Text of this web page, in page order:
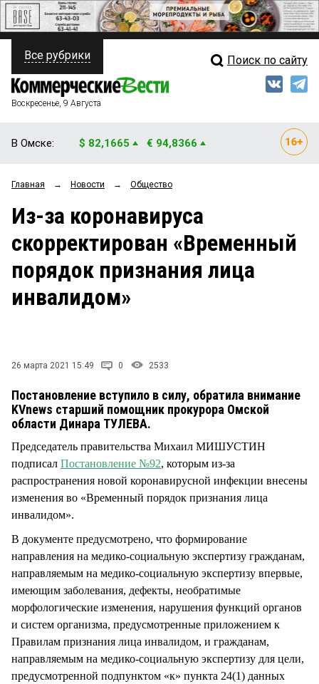
ПОЛИТИКА
ФИНАНСЫ
ОБЩЕСТВО
ЗАКОН
НОВОСТИ КОМПАНИЙ
Свежий выпуск
Рейтинги
Блоги
Архив
Все рубрики Поиск по сайту
Воскресенье, 9 Августа
В Омске: $ 82,1665 € 94,8366
Главная → Новости → Общество
Из-за коронавируса
скорректирован «Временный
порядок признания лица
инвалидом»
26 марта 2021 15:49 0 2533
Постановление вступило в силу, обратила внимание
KVnews старший помощник прокурора Омской
области Динара ТУЛЕВА.
Председатель правительства Михаил МИШУСТИН
подписал Постановление №92, которым из-за
распространения новой коронавирусной инфекции внесены
изменения во «Временный порядок признания лица
инвалидом».
В документе предусмотрено, что формирование
направления на медико-социальную экспертизу гражданам,
направляемым на медико-социальную экспертизу впервые,
имеющим заболевания, дефекты, необратимые
морфологические изменения, нарушения функций органов
и систем организма, предусмотренные приложением к
Правилам признания лица инвалидом, и гражданам,
направляемым на медико-социальную экспертизу для цели,
предусмотренной подпунктом «к» пункта 24(1) данных